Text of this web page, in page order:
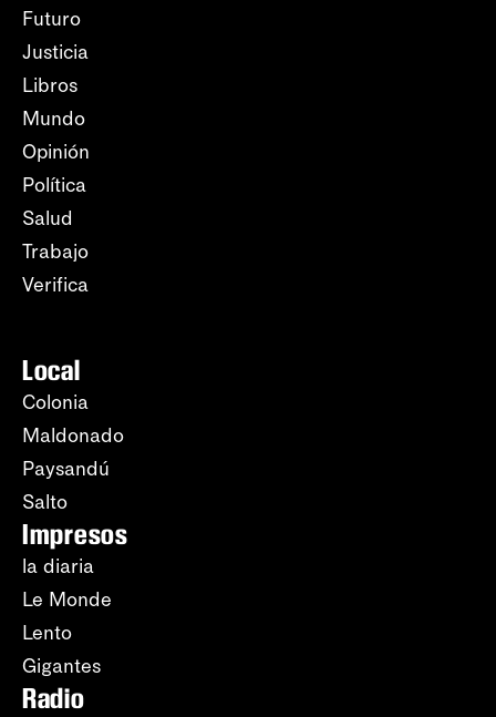
Futuro
Justicia
Libros
Mundo
Opinión
Política
Salud
Trabajo
Verifica
Local
Colonia
Maldonado
Paysandú
Salto
Impresos
la diaria
Le Monde
Lento
Gigantes
Radio